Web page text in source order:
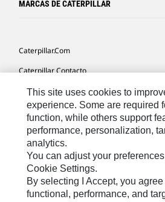
MARCAS DE CATERPILLAR
Caterpillar.com
Caterpillar Contacto
Mis Preferencias De Marketing
Site Map
Cookie Settings
Legal
Privacy
This site uses cookies to
experience. Some are required
function, while others support
performance, personalization,
analytics.
You can adjust your
Cookie Settings.
By selecting I Accept, you
functional, performance, and